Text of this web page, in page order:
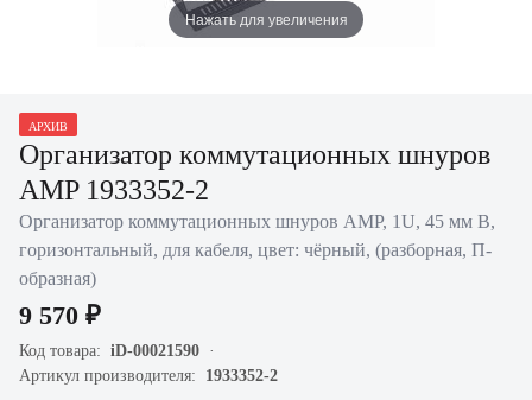
Нажать для увеличения
АРХИВ
Организатор коммутационных шнуров
AMP 1933352-2
Организатор коммутационных шнуров AMP, 1U, 45 мм В,
горизонтальный, для кабеля, цвет: чёрный, (разборная, П-
образная)
9 570 ₽
Код товара: iD-00021590
Артикул производителя: 1933352-2